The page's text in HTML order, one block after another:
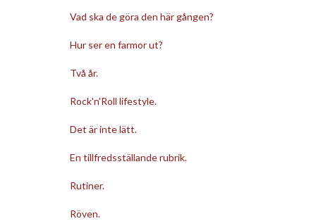
Vad ska de göra den här gången?
Hur ser en farmor ut?
Två år.
Rock'n'Roll lifestyle.
Det är inte lätt.
En tillfredsställande rubrik.
Rutiner.
Röven.